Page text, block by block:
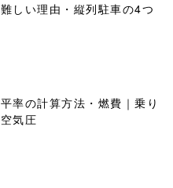
しい理由・縦列駐車の4つ
率の計算方法・燃費｜乗り
気圧